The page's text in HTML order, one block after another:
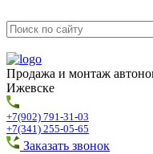
Продажа и монтаж
Ижевске
+7(902) 791-31-03
+7(341) 255-05-65
Заказать звонок